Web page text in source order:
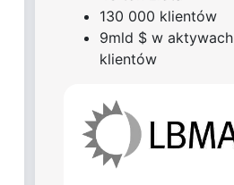
130 000 klientów
9mld $ w aktywach
klientów